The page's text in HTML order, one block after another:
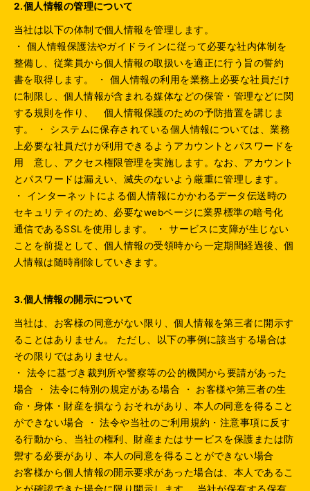
2.個人情報の管理について
当社は以下の体制で個人情報を管理します。
・ 個人情報保護法やガイドラインに従って必要な社内体制を
整備し、従業員から個人情報の取扱いを適正に行う旨の誓約
書を取得します。 ・ 個人情報の利用を業務上必要な社員だけ
に制限し、個人情報が含まれる媒体などの保管・管理などに関
する規則を作り、 個人情報保護のための予防措置を講じま
す。 ・ システムに保存されている個人情報については、業務
上必要な社員だけが利用できるようアカウントとパスワードを
用 意し、アクセス権限管理を実施します。なお、アカウント
とパスワードは漏えい、滅失のないよう厳重に管理します。
・ インターネットによる個人情報にかかわるデータ伝送時の
セキュリティのため、必要なwebページに業界標準の暗号化
通信であるSSLを使用します。 ・ サービスに支障が生じない
ことを前提として、個人情報の受領時から一定期間経過後、個
人情報は随時削除していきます。
3.個人情報の開示について
当社は、お客様の同意がない限り、個人情報を第三者に開示す
ることはありません。 ただし、以下の事例に該当する場合は
その限りではありません。
・ 法令に基づき裁判所や警察等の公的機関から要請があった
場合 ・ 法令に特別の規定がある場合 ・ お客様や第三者の生
命・身体・財産を損なうおそれがあり、本人の同意を得ること
ができない場合 ・ 法令や当社のご利用規約・注意事項に反す
る行動から、当社の権利、財産またはサービスを保護または防
禦する必要があり、本人の同意を得ることができない場合
お客様から個人情報の開示要求があった場合は、本人であるこ